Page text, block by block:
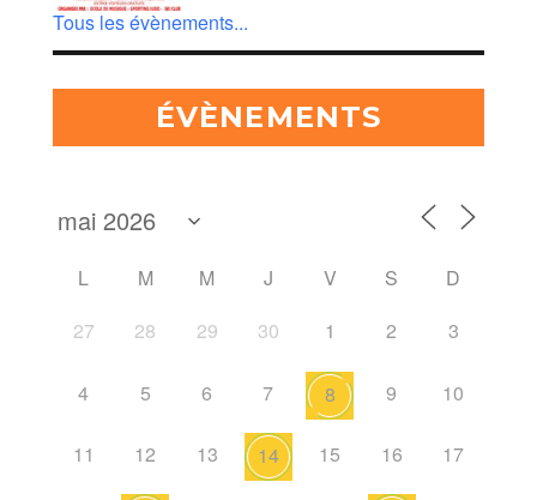
Tous les évènements...
ÉVÈNEMENTS
L M M J V S
D
27
28 29 30 1 2 3
4 5 6 7 8 9 10
11 12 13 14 15 16 17